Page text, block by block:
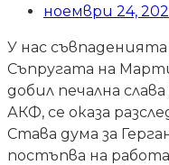
ноември 24,
У нас съвпаденията
Съпругата на
добил печална
АКФ, се оказа
Става дума за
постъпва на